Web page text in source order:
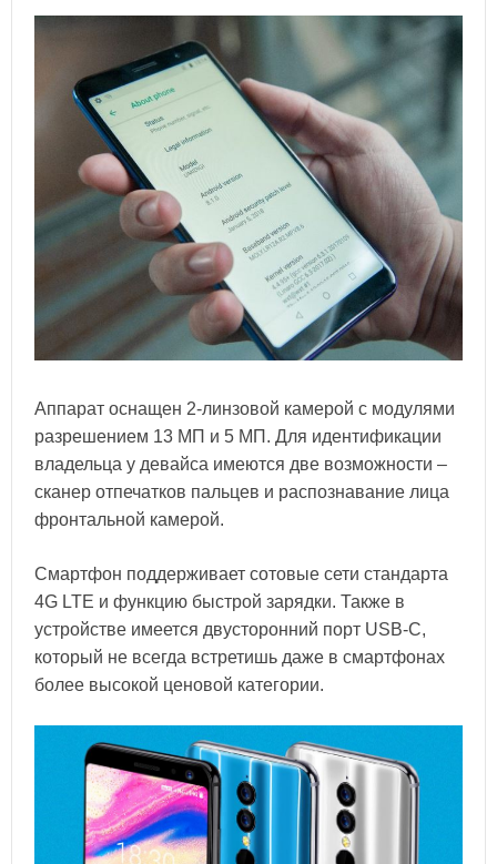
Аппарат оснащен 2-линзовой камерой с модулями
разрешением 13 МП и 5 МП. Для идентификации
владельца у девайса имеются две возможности –
сканер отпечатков пальцев и распознавание лица
фронтальной камерой.
Смартфон поддерживает сотовые сети стандарта
4G LTE и функцию быстрой зарядки. Также в
устройстве имеется двусторонний порт USB-C,
который не всегда встретишь даже в смартфонах
более высокой ценовой категории.